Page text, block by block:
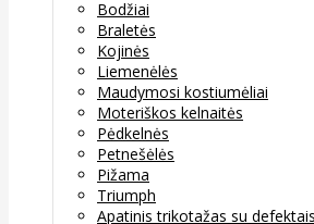
Bodžiai
Braletės
Kojinės
Liemenėlės
Maudymosi kostiumėliai
Moteriškos kelnaitės
Pėdkelnės
Petnešėlės
Pižama
Triumph
Apatinis trikotažas su defektais